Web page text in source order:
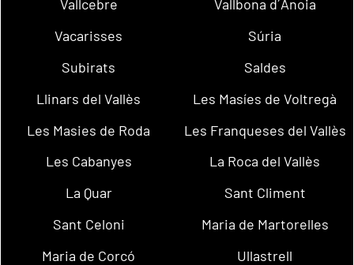
Vallcebre
Vallbona d´Anoia
Vacarisses
Súria
Subirats
Saldes
Llinars del Vallès
Les Masíes de Voltregà
Les Masies de Roda
Les Franqueses del Vallès
Les Cabanyes
La Roca del Vallès
La Quar
Sant Climent
Sant Celoni
Maria de Martorelles
Maria de Corcó
Ullastrell